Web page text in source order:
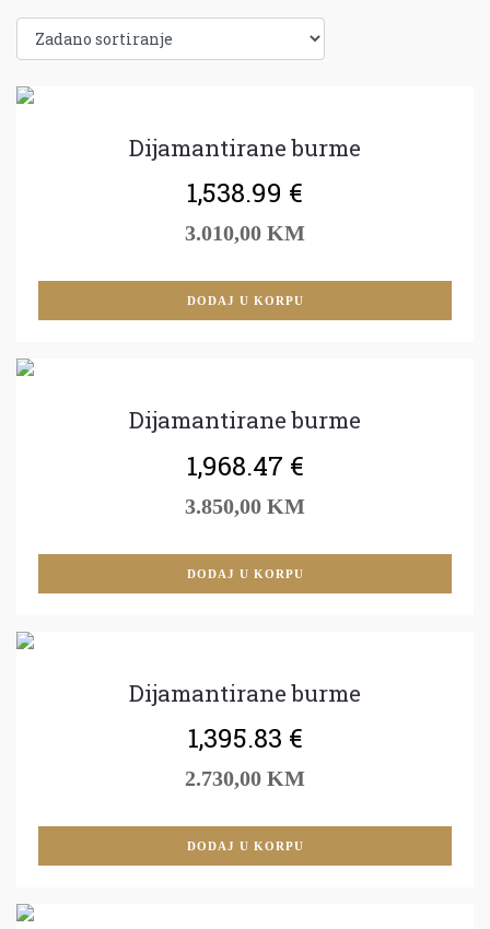
Dijamantirane burme
1,538.99 €
3.010,00 KM
DODAJ U KORPU
Dijamantirane burme
1,968.47 €
3.850,00 KM
DODAJ U KORPU
Dijamantirane burme
1,395.83 €
2.730,00 KM
DODAJ U KORPU